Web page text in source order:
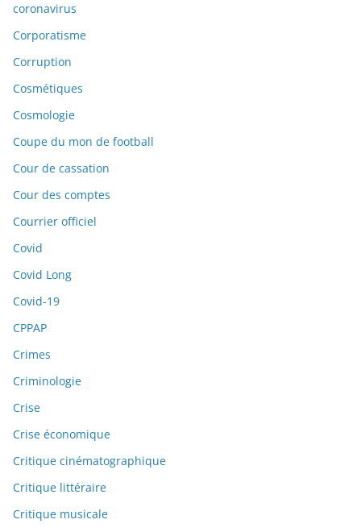
coronavirus
Corporatisme
Corruption
Cosmétiques
Cosmologie
Coupe du mon de football
Cour de cassation
Cour des comptes
Courrier officiel
Covid
Covid Long
Covid-19
CPPAP
Crimes
Criminologie
Crise
Crise économique
Critique cinématographique
Critique littéraire
Critique musicale